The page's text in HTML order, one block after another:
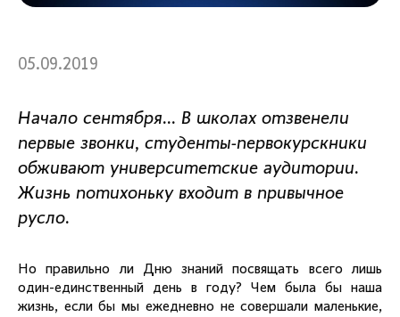
05.09.2019
Начало сентября… В школах отзвенели
первые звонки, студенты-первокурскники
обживают университетские аудитории.
Жизнь потихоньку входит в привычное
русло.
Но правильно ли Дню знаний посвящать всего лишь
один-единственный день в году? Чем была бы наша
жизнь, если бы мы ежедневно не совершали маленькие,